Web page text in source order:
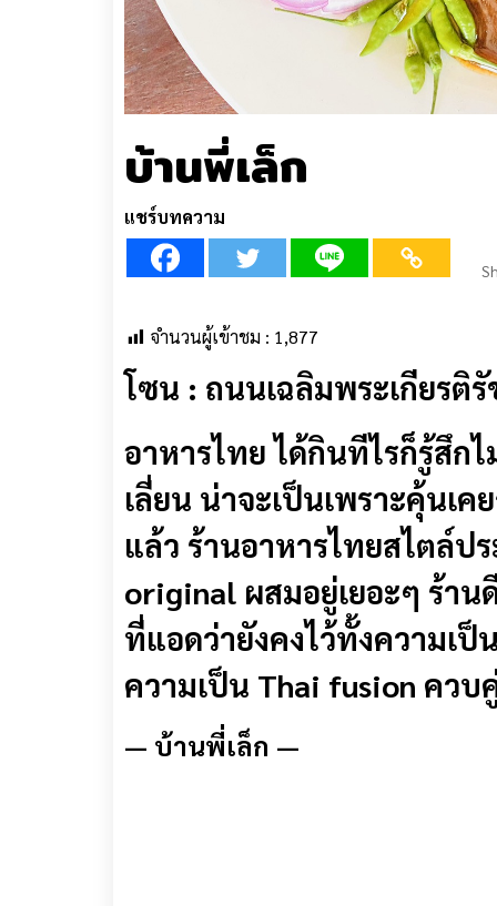
บ้านพี่เล็ก
แชร์บทความ
จำนวนผู้เข้าชม : 1,877
โซน : ถนนเฉลิมพระเกียรติ
อาหารไทย ได้กินทีไรก็รู้สึก
เลี่ยน น่าจะเป็นเพราะคุ้นเ
แล้ว ร้านอาหารไทยสไตล์ป
original ผสมอยู่เยอะๆ ร้า
ที่แอดว่ายังคงไว้ทั้งความเป็
ความเป็น Thai fusion ควบ
— บ้านพี่เล็ก —